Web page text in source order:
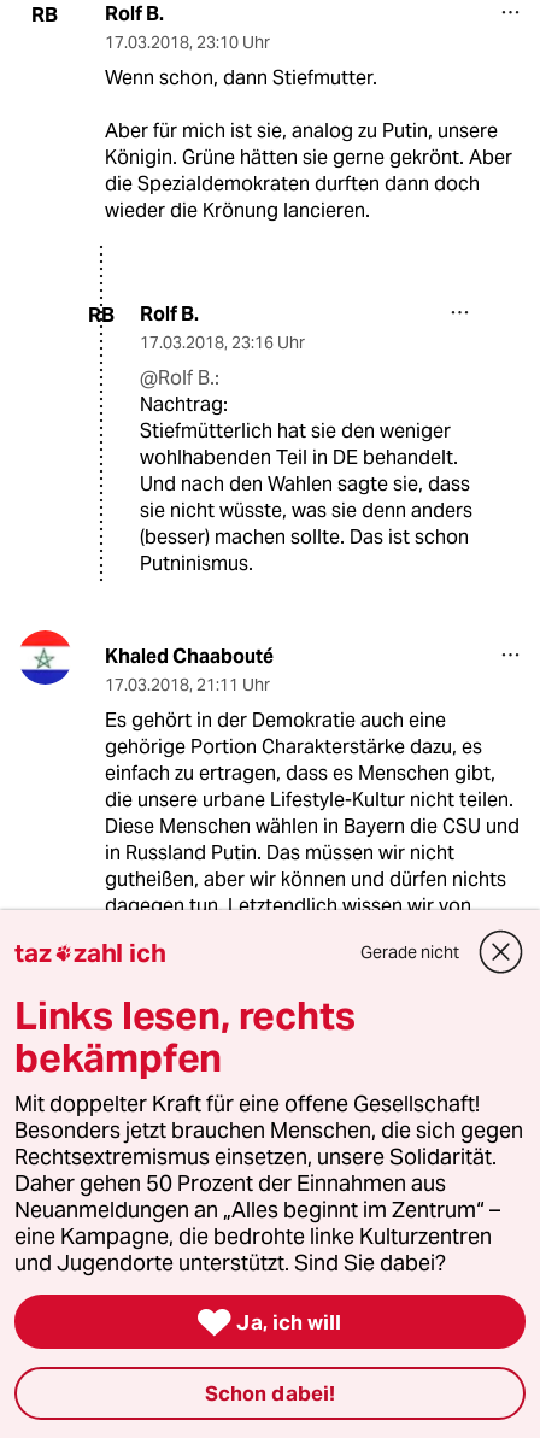
RB Rolf B.
17.03.2018, 23:10 Uhr
Wenn schon, dann Stiefmutter.
Aber für mich ist sie, analog zu Putin, unsere
Königin. Grüne hätten sie gerne gekrönt. Aber
die Spezialdemokraten durften dann doch
wieder die Krönung lancieren.
RB Rolf B.
17.03.2018, 23:16 Uhr
@Rolf B.:
Nachtrag:
Stiefmütterlich hat sie den weniger
wohlhabenden Teil in DE behandelt.
Und nach den Wahlen sagte sie, dass
sie nicht wüsste, was sie denn anders
(besser) machen sollte. Das ist schon
Putninismus.
Khaled Chaabouté
17.03.2018, 21:11 Uhr
Es gehört in der Demokratie auch eine
gehörige Portion Charakterstärke dazu, es
einfach zu ertragen, dass es Menschen gibt,
die unsere urbane Lifestyle-Kultur nicht teilen.
Diese Menschen wählen in Bayern die CSU und
in Russland Putin. Das müssen wir nicht
gutheißen, aber wir können und dürfen nichts
dagegen tun. Letztendlich wissen wir von
unserer überheblichen Warte herab doch gar
nicht, was für die Menschen dort wirklich gut
besser, wirklich humaner oder gar
demokratischer? Wer selber ohne Schuld ist,
der werfe den ersten Stein!
8G 81331 (Profil gelöscht)
17.03.2018,19:02 Uhr
...und Merkel ist für mich so etwas wie eine
zweite Mutter?!
meistkommentiert
Krise der Demokratie
taz zahl ich Gerade nicht
Links lesen, rechts
bekämpfen
Mit doppelter Kraft für eine offene Gesellschaft!
Besonders jetzt brauchen Menschen, die sich gegen
Rechtsextremismus einsetzen, unsere Solidarität.
Daher gehen 50 Prozent der Einnahmen aus
Neuanmeldungen an „Alles beginnt im Zentrum“ –
eine Kampagne, die bedrohte linke Kulturzentren
und Jugendorte unterstützt. Sind Sie dabei?
 Ja, ich will
Schon dabei!